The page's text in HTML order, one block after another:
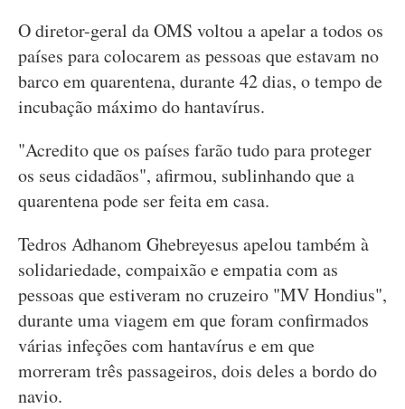
O diretor-geral da OMS voltou a apelar a todos os
países para colocarem as pessoas que estavam no
barco em quarentena, durante 42 dias, o tempo de
incubação máximo do hantavírus.
"Acredito que os países farão tudo para proteger
os seus cidadãos", afirmou, sublinhando que a
quarentena pode ser feita em casa.
Tedros Adhanom Ghebreyesus apelou também à
solidariedade, compaixão e empatia com as
pessoas que estiveram no cruzeiro "MV Hondius",
durante uma viagem em que foram confirmados
várias infeções com hantavírus e em que
morreram três passageiros, dois deles a bordo do
navio.